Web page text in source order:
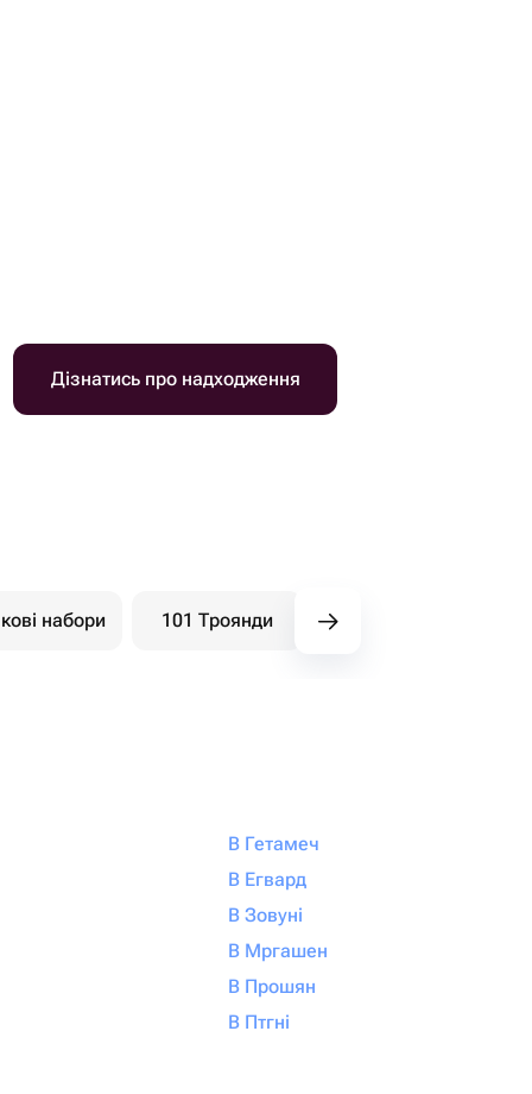
Дізнатись про надходження
набори 101 Троянди
В Гетамеч
В Егвард
В Зовуні
В Мргашен
В Прошян
В Птгні